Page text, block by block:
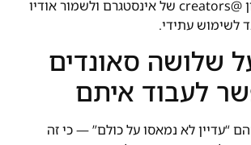
לעקוב אחרי חשבון @creators של אינסטגרם ולשמור אודיו
לשימוש עתידי.
שלושה סאונדים
לעבוד איתם
“עדיין לא נמאסו על כולם” — כי זה